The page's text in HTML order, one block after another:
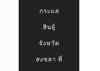
กระแส
สินธุ์
จังหวัด
สงขลา ที่